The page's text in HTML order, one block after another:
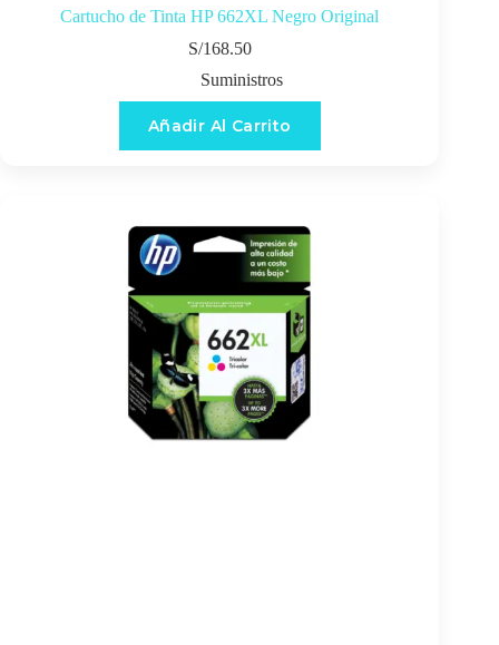
Cartucho de Tinta HP 662XL Negro Original
S/168.50
Suministros
Añadir Al Carrito